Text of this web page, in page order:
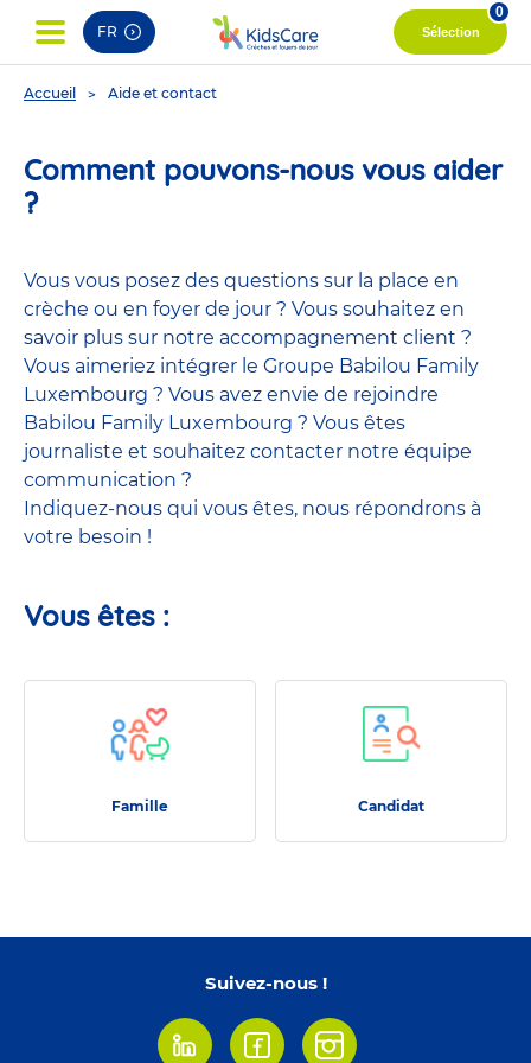
FR Sélection
0
You
Accueil Aide et contact
Comment pouvons-nous vous aider
?
Vous vous posez des questions sur la place en
crèche ou en foyer de jour ? Vous souhaitez en
savoir plus sur notre accompagnement client ?
Vous aimeriez intégrer le Groupe Babilou Family
Luxembourg ? Vous avez envie de rejoindre
Babilou Family Luxembourg ? Vous êtes
journaliste et souhaitez contacter notre équipe
communication ?
Indiquez-nous qui vous êtes, nous répondrons à
votre besoin !
Vous êtes :
Famille Candidat
Suivez-nous !